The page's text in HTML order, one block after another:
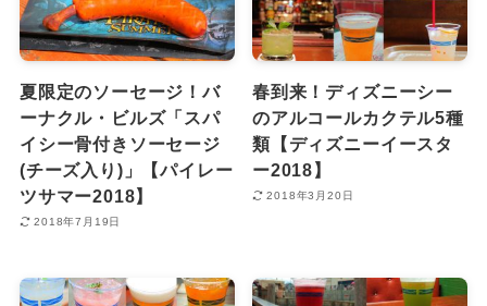
夏限定のソーセージ！バ
ーナクル・ビルズ「スパ
イシー骨付きソーセージ
(チーズ入り)」【パイレー
ツサマー2018】
2018年7月19日
春到来！ディズニーシー
のアルコールカクテル5種
類【ディズニーイースタ
ー2018】
2018年3月20日